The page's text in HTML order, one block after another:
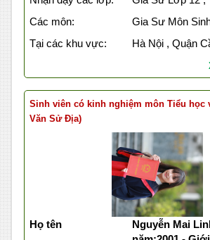
Các môn:
Gia Sư Môn
Tại các khu vực:
Hà Nội , Quận
Sinh viên có kinh nghiệm môn Tiểu học
Văn Sử Địa)
Họ tên
Nguyễn Mai